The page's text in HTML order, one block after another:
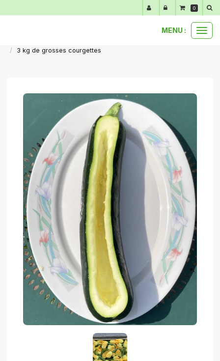
MENU :
3 kg de grosses courgettes
0